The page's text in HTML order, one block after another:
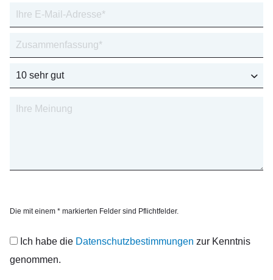
Die mit einem * markierten Felder sind Pflichtfelder.
Ich habe die Datenschutzbestimmungen zur Kenntnis
genommen.